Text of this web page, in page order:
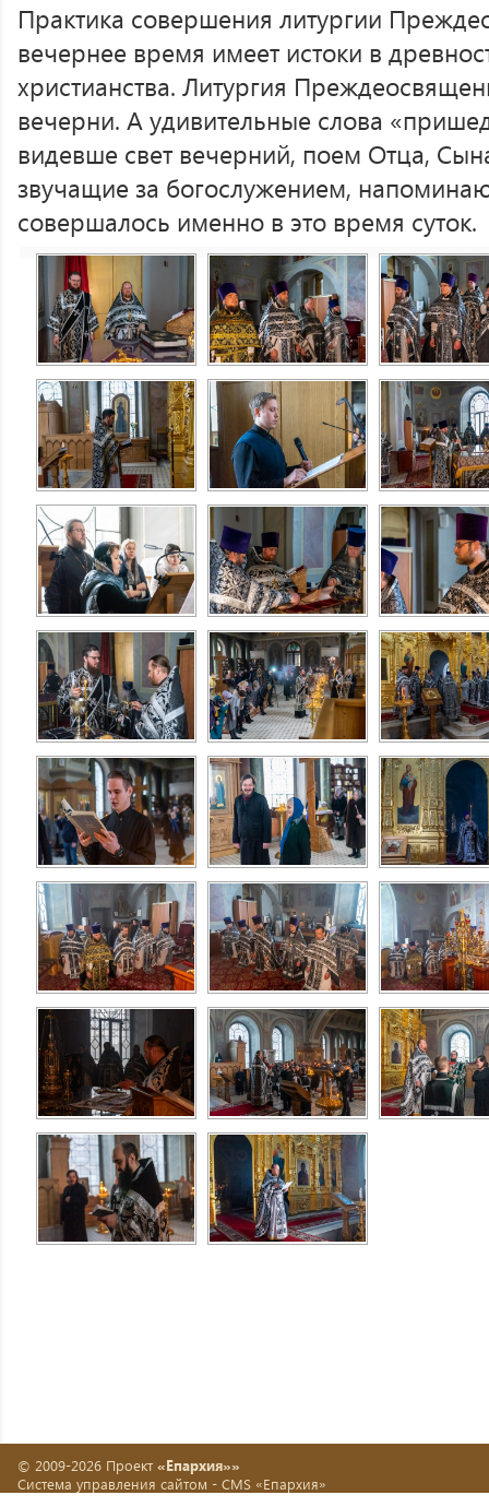
Практика совершения литургии
вечернее время имеет истоки в
христианства. Литургия
вечерни. А удивительные слова
видевше свет вечерний, поем Отца,
звучащие за богослужением,
совершалось именно в это время суток.
© 2009-2026 Проект «Епархия»»
Система управления сайтом - CMS «Епархия»